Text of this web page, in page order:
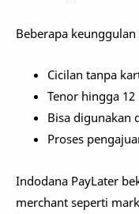
Beberapa
Cicilan tanpa
Tenor hingga 12
Bisa digunakan
Proses
Indodana PayLater
merchant seperti